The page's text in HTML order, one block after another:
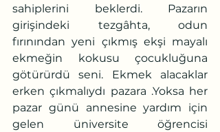
sahiplerini beklerdi. Pazarın
girişindeki tezgâhta, odun
fırınından yeni çıkmış ekşi mayalı
ekmeğin kokusu çocukluğuna
götürürdü seni. Ekmek alacaklar
erken çıkmalıydı pazara .Yoksa her
pazar günü annesine yardım için
gelen üniversite öğrencisi